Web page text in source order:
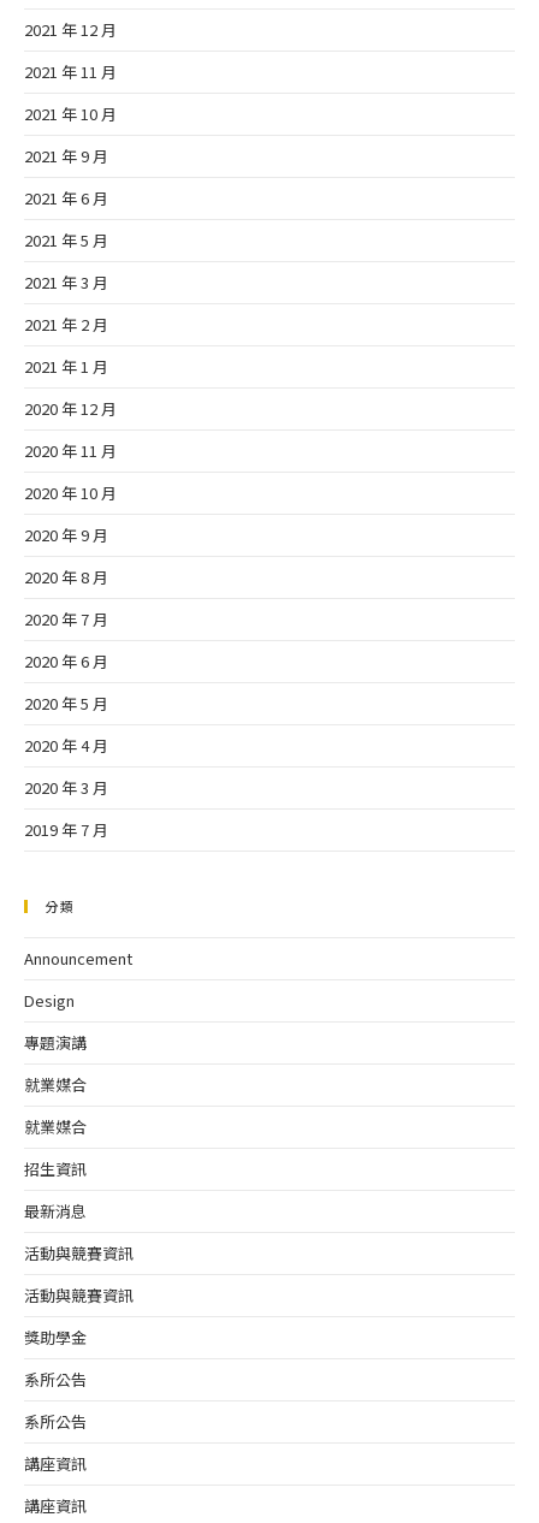
2021 年 12 月
2021 年 11 月
2021 年 10 月
2021 年 9 月
2021 年 6 月
2021 年 5 月
2021 年 3 月
2021 年 2 月
2021 年 1 月
2020 年 12 月
2020 年 11 月
2020 年 10 月
2020 年 9 月
2020 年 8 月
2020 年 7 月
2020 年 6 月
2020 年 5 月
2020 年 4 月
2020 年 3 月
2019 年 7 月
分類
Announcement
Design
專題演講
就業媒合
就業媒合
招生資訊
最新消息
活動與競賽資訊
活動與競賽資訊
獎助學金
系所公告
系所公告
講座資訊
講座資訊